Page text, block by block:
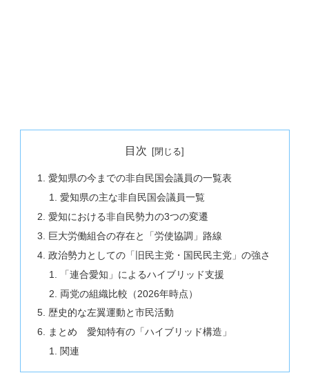
目次
愛知県の今までの非自民国会議員の一覧表
愛知県の主な非自民国会議員一覧
愛知における非自民勢力の3つの変遷
巨大労働組合の存在と「労使協調」路線
政治勢力としての「旧民主党・国民民主党」の強さ
「連合愛知」によるハイブリッド支援
両党の組織比較（2026年時点）
歴史的な左翼運動と市民活動
まとめ 愛知特有の「ハイブリッド構造」
関連